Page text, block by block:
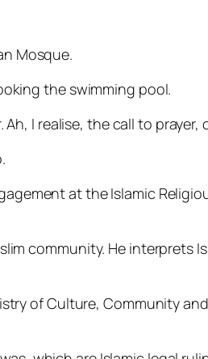
Mosque.
the swimming pool.
I realise, the call to prayer,
at the Islamic
community. He interprets
of Culture, Community